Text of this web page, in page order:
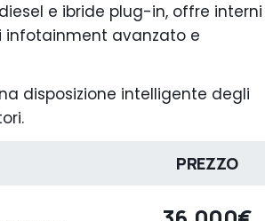
e ibride plug-in, offre interni
infotainment avanzato e
disposizione intelligente degli
PREZZO